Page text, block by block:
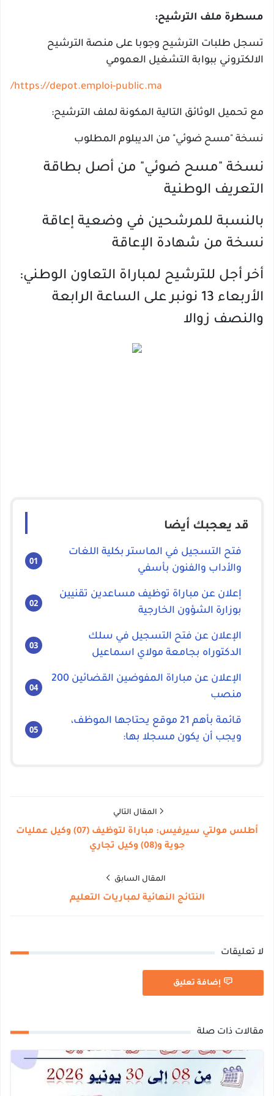
مسطرة ملف الترشيح:
تسجل طلبات الترشيح وجوبا على منصة الترشيح
الالكتروني ببوابة التشغيل العمومي
https://depot.emploi-public.ma/
مع تحميل الوثائق التالية المكونة لملف الترشيح:
نسخة "مسح ضوئي" من الديبلوم المطلوب
نسخة "مسح ضوئي" من أصل بطاقة
التعريف الوطنية
بالنسبة للمرشحين في وضعية إعاقة
نسخة من شهادة الإعاقة
أخر أجل للترشيح لمباراة التعاون الوطني:
الأربعاء 13 نونبر على الساعة الرابعة
والنصف زوالا
قد يعجبك أيضا
فتح التسجيل في الماستر بكلية اللغات
والأداب والفنون بأسفي
إعلان عن مباراة توظيف مساعدين تقنيين
بوزارة الشؤون الخارجية
الإعلان عن فتح التسجيل في سلك
الدكتوراه بجامعة مولاي اسماعيل
الإعلان عن مباراة المفوضين القضائين 200
منصب
قائمة بأهم 21 موقع يحتاجها الموظف،
ويجب أن يكون مسجلا بها:
المقال التالي
أطلس مولتي سيرفيس: مباراة لتوظيف (07) وكيل عمليات
جوية و(08) وكيل تجاري
المقال السابق
النتائج النهائية لمباريات التعليم
لا تعليقات
إضافة تعليق
مقالات ذات صلة